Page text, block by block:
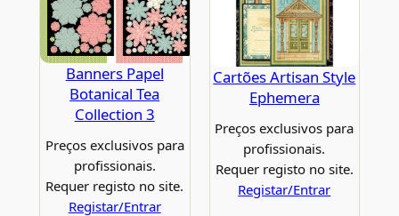
Banners Papel
Botanical Tea
Collection 3
Preços exclusivos para
profissionais.
Requer registo no site.
Registar/Entrar
Cartões Artisan Style
Ephemera
Preços exclusivos para
profissionais.
Requer registo no site.
Registar/Entrar